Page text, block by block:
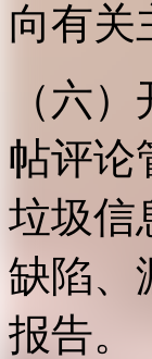
向有关
（六
帖评论
垃圾信
缺陷、
报告。